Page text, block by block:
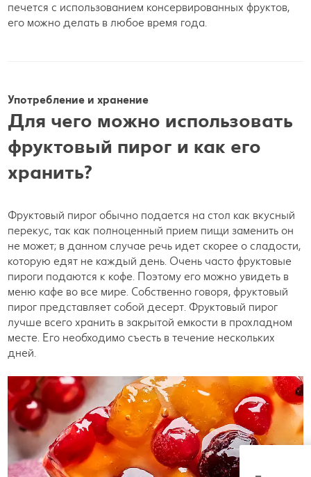
печется с использованием консервированных фруктов,
его можно делать в любое время года.
Употребление и хранение
Для чего можно использовать
фруктовый пирог и как его
хранить?
Фруктовый пирог обычно подается на стол как вкусный
перекус, так как полноценный прием пищи заменить он
не может; в данном случае речь идет скорее о сладости,
которую едят не каждый день. Очень часто фруктовые
пироги подаются к кофе. Поэтому его можно увидеть в
меню кафе во все мире. Собственно говоря, фруктовый
пирог представляет собой десерт. Фруктовый пирог
лучше всего хранить в закрытой емкости в прохладном
месте. Его необходимо съесть в течение нескольких
дней.